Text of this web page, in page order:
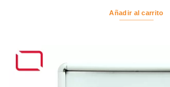
Añadir al carrito